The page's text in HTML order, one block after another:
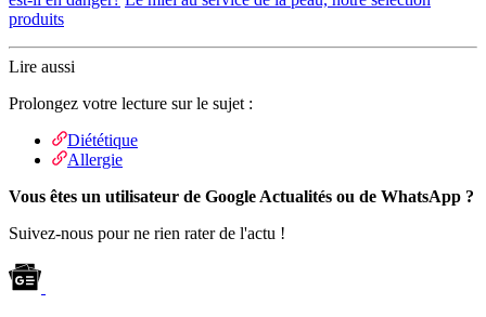
produits
Lire aussi
Prolongez votre lecture sur le sujet :
Diététique
Allergie
Vous êtes un utilisateur de Google Actualités ou de WhatsApp ?
Suivez-nous pour ne rien rater de l'actu !